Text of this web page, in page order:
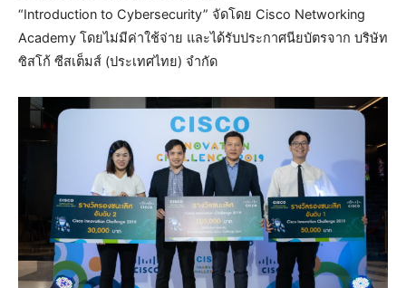
“Introduction to Cybersecurity” จัดโดย Cisco Networking
Academy โดยไม่มีค่าใช้จ่าย และได้รับประกาศนียบัตรจาก บริษัท
ซิสโก้ ซีสเต็มส์ (ประเทศไทย) จำกัด